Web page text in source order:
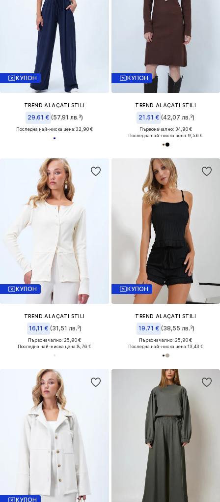
КУПОН
TREND ALAÇATI STILI
29,61 € (57,91 лв.³)
Последна най-ниска цена:32,90 €
КУПОН
TREND ALAÇATI STILI
21,51 € (42,07 лв.³)
Първоначално: 34,90 €
Последна най-ниска цена:9,56 €
КУПОН
TREND ALAÇATI STILI
16,11 € (31,51 лв.³)
Първоначално: 25,90 €
Последна най-ниска цена:8,76 €
КУПОН
TREND ALAÇATI STILI
19,71 € (38,55 лв.³)
Първоначално: 25,90 €
Последна най-ниска цена:13,43 €
КУПОН